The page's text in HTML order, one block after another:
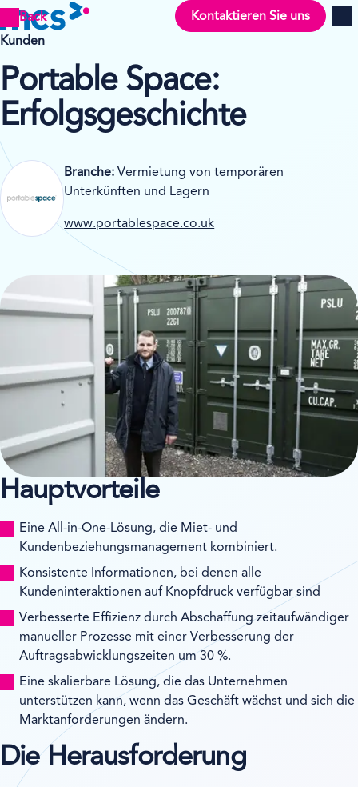
Back Kontaktieren Sie uns
Kunden
Portable Space:
Erfolgsgeschichte
Branche: Vermietung von temporären
Unterkünften und Lagern
www.portablespace.co.uk
Hauptvorteile
Eine All-in-One-Lösung, die Miet- und
Kundenbeziehungsmanagement kombiniert.
Konsistente Informationen, bei denen alle
Kundeninteraktionen auf Knopfdruck verfügbar sind
Verbesserte Effizienz durch Abschaffung zeitaufwändiger
manueller Prozesse mit einer Verbesserung der
Auftragsabwicklungszeiten um 30 %.
Eine skalierbare Lösung, die das Unternehmen
unterstützen kann, wenn das Geschäft wächst und sich die
Marktanforderungen ändern.
Die Herausforderung